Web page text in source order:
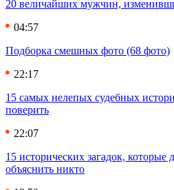
20 величайших мужчин,
04:57
Подборка смешных фото (68 фото)
22:17
15 самых нелепых судебных
поверить
22:07
15 исторических загадок, которые
объяснить никто